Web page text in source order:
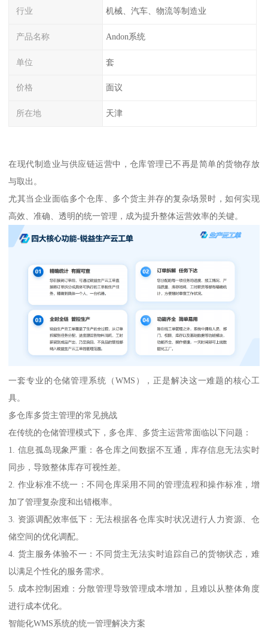
行业 机械、汽车、物流等制造业
产品名称 Andon系统
单位 套
价格 面议
所在地 天津
在现代制造业与供应链运营中，仓库管理已不再是简单的货物存放
与取出。
尤其当企业面临多个仓库、多个货主并存的复杂场景时，如何实现
高效、准确、透明的统一管理，成为提升整体运营效率的关键。
一套专业的仓储管理系统（WMS），正是解决这一难题的核心工
具。
多仓库多货主管理的常见挑战
在传统的仓储管理模式下，多仓库、多货主运营常面临以下问题：
1. 信息孤岛现象严重：各仓库之间数据不互通，库存信息无法实时
同步，导致整体库存可视性差。
2. 作业标准不统一：不同仓库采用不同的管理流程和操作标准，增
加了管理复杂度和出错概率。
3. 资源调配效率低下：无法根据各仓库实时状况进行人力资源、仓
储空间的优化调配。
4. 货主服务体验不一：不同货主无法实时追踪自己的货物状态，难
以满足个性化的服务需求。
5. 成本控制困难：分散管理导致管理成本增加，且难以从整体角度
进行成本优化。
智能化WMS系统的统一管理解决方案